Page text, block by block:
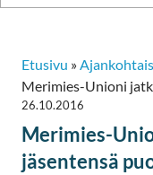
Etusivu »
Merimies-Unioni
26.10.2016
Merimies-
jäsentensä